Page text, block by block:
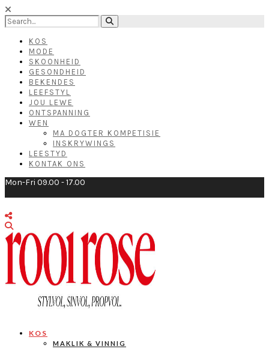
KOS
MODE
SKOONHEID
GESONDHEID
BEKENDES
LEEFSTYL
JOU LEWE
ONTSPANNING
WEN
MA DOGTER KOMPETISIE
INSKRYWINGS
LEESTYD
KONTAK ONS
Mon-Fri 09.00 - 17.00
KOS
MAKLIK & VINNIG